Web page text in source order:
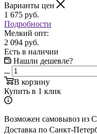
Варианты цен
1 675 руб.
Подробности
Мелкий опт:
2 094 руб.
Есть в наличии
Нашли дешевле?
В корзину
Купить в 1 клик
Возможен самовывоз из
Доставка по Санкт-